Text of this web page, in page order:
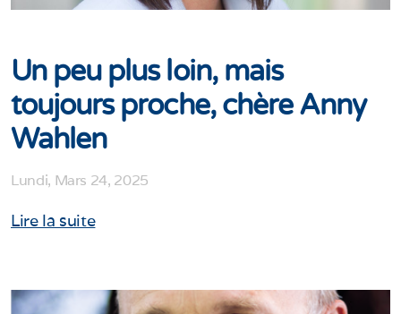
Un peu plus loin, mais
toujours proche, chère Anny
Wahlen
Lundi, Mars 24, 2025
Lire la suite